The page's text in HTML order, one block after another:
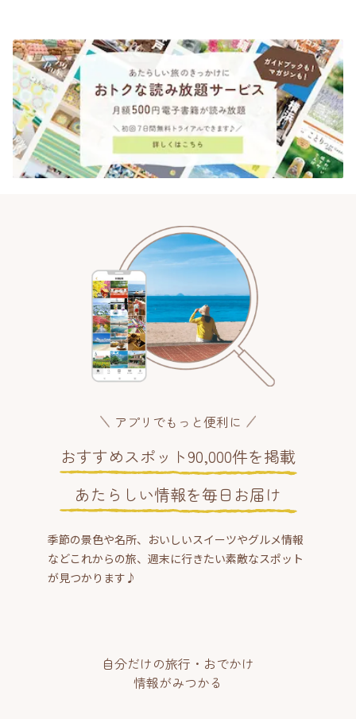
アプリでもっと便利に
おすすめスポット90,000件を掲載
あたらしい情報を毎日お届け
季節の景色や名所、おいしいスイーツやグルメ情報
などこれからの旅、週末に行きたい素敵なスポット
が見つかります♪
自分だけの旅行・おでかけ
情報がみつかる